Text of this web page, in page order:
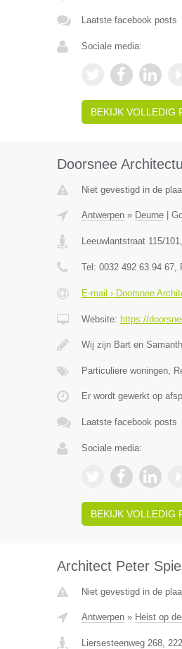
Laatste facebook posts
Sociale media:
BEKIJK VOLLEDIG
Doorsnee
Niet gevestigd in de
Antwerpen» Deurne|
Leeuwlantstraat 115/101,
Tel: 0032 492 63 94 67,
E-mail › Doorsnee
Website: https://
Wij zijn Bart en
Particuliere woningen,
Er wordt gewerkt op
Laatste facebook posts
Sociale media:
BEKIJK VOLLEDIG
Architect Peter
Niet gevestigd in de
Antwerpen» Heist op
Liersesteenweg 268,